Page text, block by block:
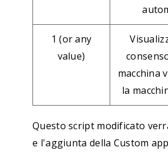
1 (or any
value)
macchina
la
Questo script modificato
e l'aggiunta della Custom